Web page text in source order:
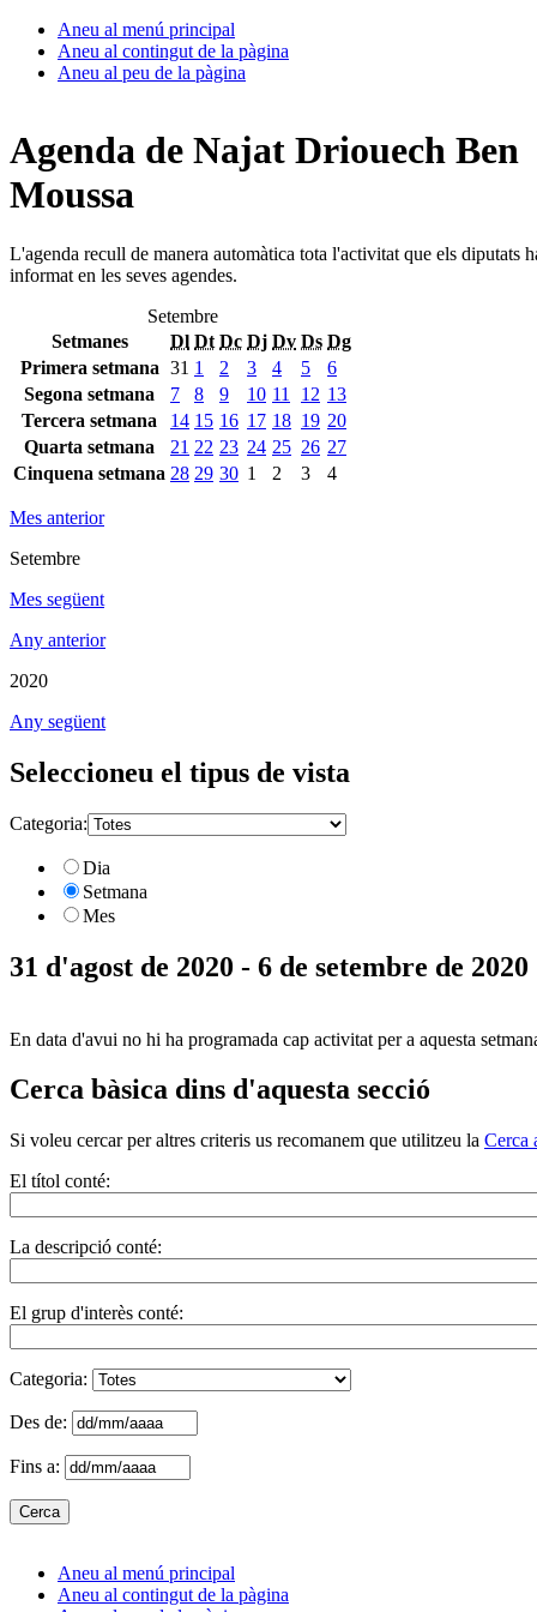
Aneu al menú principal
Aneu al contingut de la pàgina
Aneu al peu de la pàgina
Agenda de Najat Driouech Ben
Moussa
L'agenda recull de manera automàtica tota l'activitat que els diputats
informat en les seves agendes.
Setembre
Setmanes
Dl Dt Dc Dj Dv Ds Dg
Primera setmana 31 1 2 3 4 5
6
Segona setmana
7 8 9 10 11 12 13
Tercera setmana
14 15 16 17 18 19 20
Quarta setmana
21 22 23 24 25 26 27
Cinquena setmana 28 29 30 1 2 3 4
Mes anterior
Setembre
Mes següent
Any anterior
2020
Any següent
Seleccioneu el tipus de vista
Categoria:
Dia
Setmana
Mes
31 d'agost de 2020 - 6 de setembre de 2020
En data d'avui no hi ha programada cap activitat per a aquesta
Cerca bàsica dins d'aquesta secció
Si voleu cercar per altres criteris us recomanem que utilitzeu la Cerca
El títol conté:
La descripció conté:
El grup d'interès conté:
Categoria:
Des de:
Fins a:
Aneu al menú principal
Aneu al contingut de la pàgina